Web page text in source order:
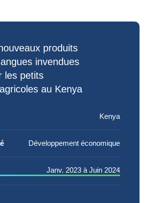
produits
invendues
les petits
au Kenya
Kenya
Développement économique
Janv. 2023 à Juin 2024